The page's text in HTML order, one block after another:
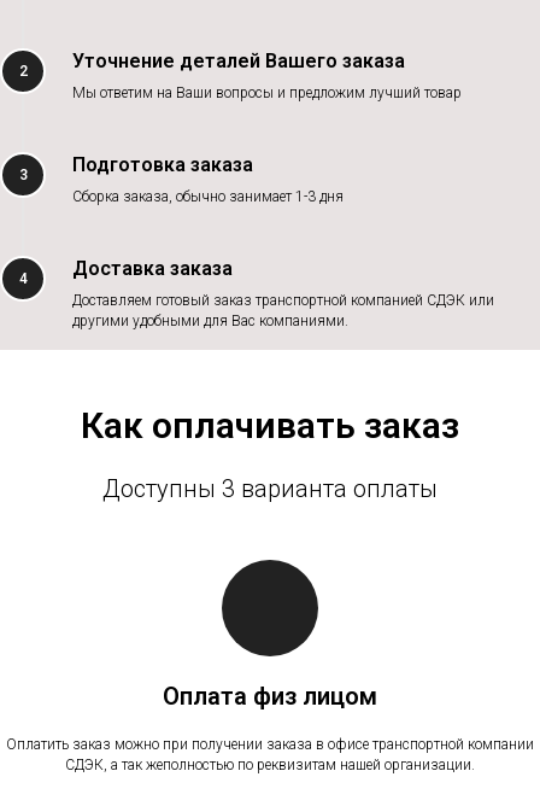
2 Уточнение деталей Вашего заказа
Мы ответим на Ваши вопросы и предложим лучший товар
3 Подготовка заказа
Сборка заказа, обычно занимает 1-3 дня
4 Доставка заказа
Доставляем готовый заказ транспортной компанией СДЭК или
другими удобными для Вас компаниями.
Как оплачивать заказ
Доступны 3 варианта оплаты
Оплата физ лицом
Оплатить заказ можно при получении заказа в офисе транспортной компании
СДЭК, а так жеполностью по реквизитам нашей организации.